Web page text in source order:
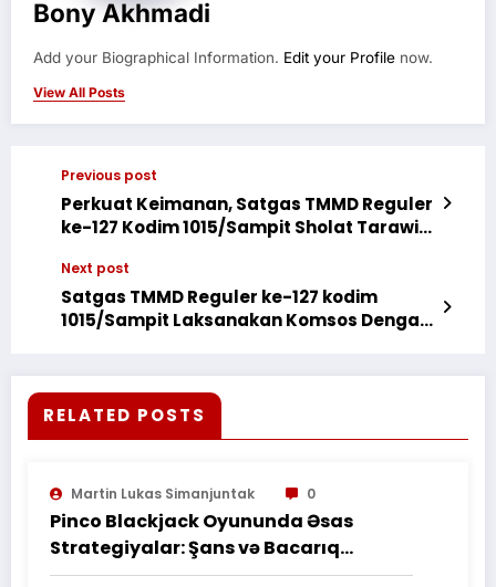
Bony Akhmadi
Add your Biographical Information. Edit your Profile now.
View All Posts
Previous post
Perkuat Keimanan, Satgas TMMD Reguler
ke-127 Kodim 1015/Sampit Sholat Tarawih
Next post
Satgas TMMD Reguler ke-127 kodim
1015/Sampit Laksanakan Komsos Dengan
RELATED POSTS
Martin Lukas Simanjuntak 0
Pinco Blackjack Oyununda Əsas
Strategiyalar: Şans və Bacarıq
Balansı – BetAz Oyununa İcmal